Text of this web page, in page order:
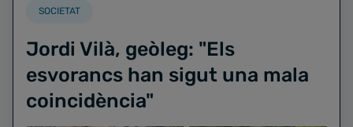
SOCIETAT
Jordi Vilà, geòleg: "Els
esvorancs han sigut una mala
coincidència"